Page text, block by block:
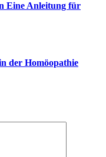
Eine Anleitung für
der Homöopathie